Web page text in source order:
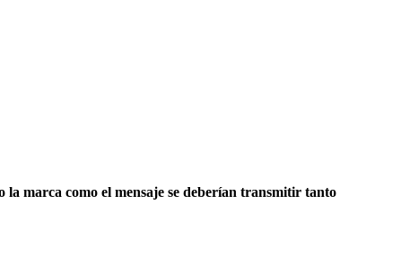
la marca como el mensaje se deberían transmitir tanto